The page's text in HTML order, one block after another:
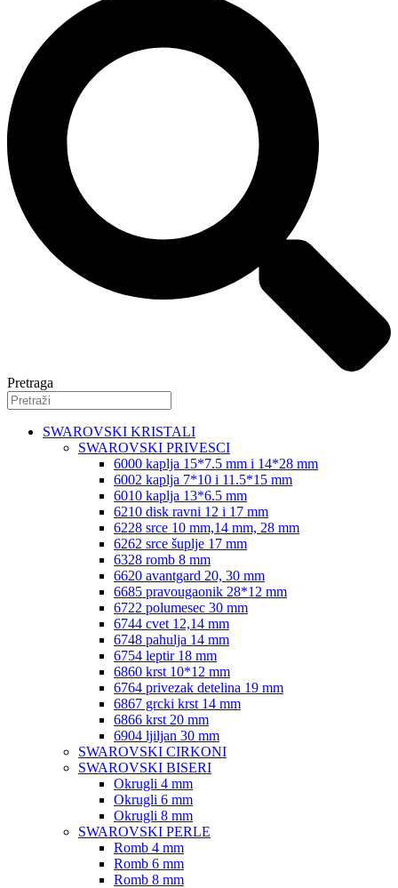
Pretraga
SWAROVSKI KRISTALI
SWAROVSKI PRIVESCI
6000 kaplja 15*7.5 mm i 14*28 mm
6002 kaplja 7*10 i 11.5*15 mm
6010 kaplja 13*6.5 mm
6210 disk ravni 12 i 17 mm
6228 srce 10 mm,14 mm, 28 mm
6262 srce šuplje 17 mm
6328 romb 8 mm
6620 avantgard 20, 30 mm
6685 pravougaonik 28*12 mm
6722 polumesec 30 mm
6744 cvet 12,14 mm
6748 pahulja 14 mm
6754 leptir 18 mm
6860 krst 10*12 mm
6764 privezak detelina 19 mm
6867 grcki krst 14 mm
6866 krst 20 mm
6904 ljiljan 30 mm
SWAROVSKI CIRKONI
SWAROVSKI BISERI
Okrugli 4 mm
Okrugli 6 mm
Okrugli 8 mm
SWAROVSKI PERLE
Romb 4 mm
Romb 6 mm
Romb 8 mm